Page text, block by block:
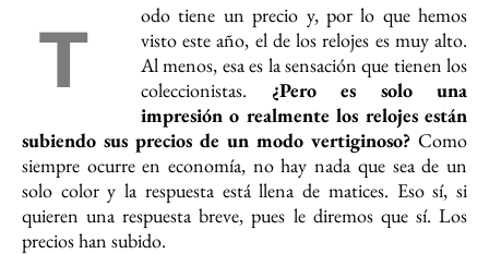
T
odo tiene un precio y, por lo que hemos
visto este año, el de los relojes es muy alto.
Al menos, esa es la sensación que tienen los
coleccionistas. ¿Pero es solo una
impresión o realmente los relojes están
subiendo sus precios de un modo vertiginoso? Como
siempre ocurre en economía, no hay nada que sea de un
solo color y la respuesta está llena de matices. Eso sí, si
quieren una respuesta breve, pues le diremos que sí. Los
precios han subido.